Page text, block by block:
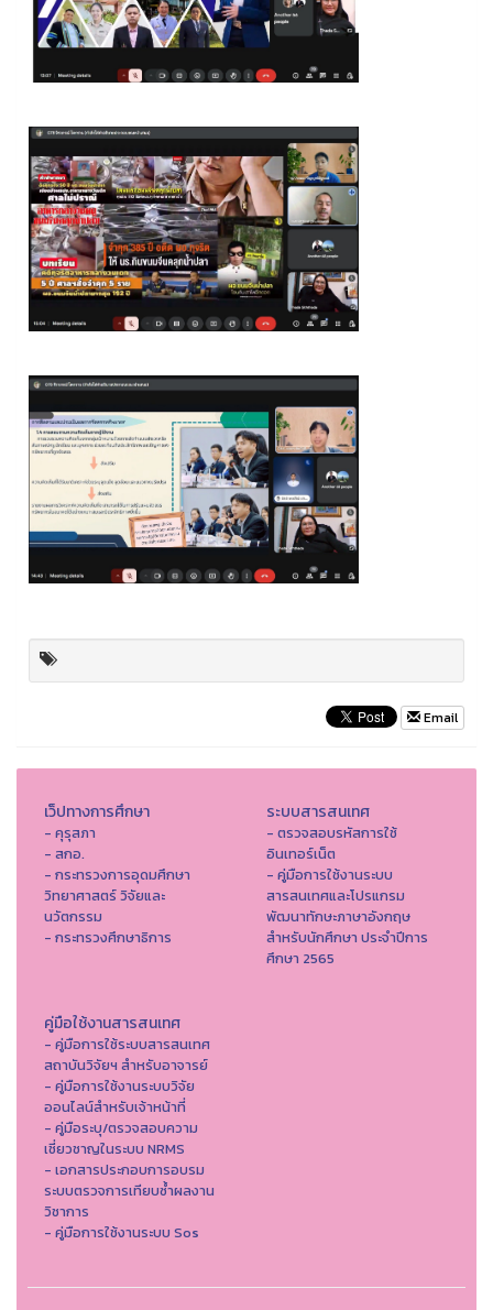
Email
เว็ปทางการศึกษา
- คุรุสภา
- สกอ.
- กระทรวงการอุดมศึกษา
วิทยาศาสตร์ วิจัยและ
นวัตกรรม
- กระทรวงศึกษาธิการ
ระบบสารสนเทศ
- ตรวจสอบรหัสการใช้
อินเทอร์เน็ต
- คู่มือการใช้งานระบบ
สารสนเทศและโปรแกรม
พัฒนาทักษะภาษาอังกฤษ
สำหรับนักศึกษา ประจำปีการ
ศึกษา 2565
คู่มือใช้งานสารสนเทศ
- คู่มือการใช้ระบบสารสนเทศ
สถาบันวิจัยฯ สำหรับอาจารย์
- คู่มือการใช้งานระบบวิจัย
ออนไลน์สำหรับเจ้าหน้าที่
- คู่มือระบุ/ตรวจสอบความ
เชี่ยวชาญในระบบ NRMS
- เอกสารประกอบการอบรม
ระบบตรวจการเทียบซ้ำผลงาน
วิชาการ
- คู่มือการใช้งานระบบ Sos